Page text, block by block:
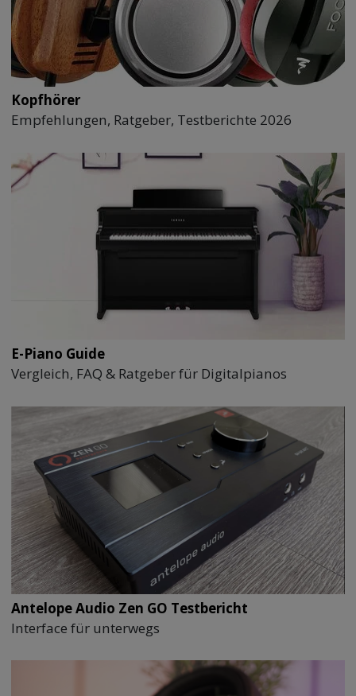
Kopfhörer
Empfehlungen, Ratgeber, Testberichte 2026
E-Piano Guide
Vergleich, FAQ & Ratgeber für Digitalpianos
Antelope Audio Zen GO Testbericht
Interface für unterwegs